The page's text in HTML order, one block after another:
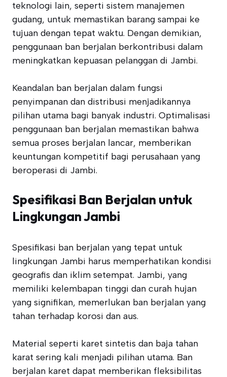
teknologi lain, seperti sistem manajemen
gudang, untuk memastikan barang sampai ke
tujuan dengan tepat waktu. Dengan demikian,
penggunaan ban berjalan berkontribusi dalam
meningkatkan kepuasan pelanggan di Jambi.
Keandalan ban berjalan dalam fungsi
penyimpanan dan distribusi menjadikannya
pilihan utama bagi banyak industri. Optimalisasi
penggunaan ban berjalan memastikan bahwa
semua proses berjalan lancar, memberikan
keuntungan kompetitif bagi perusahaan yang
beroperasi di Jambi.
Spesifikasi Ban Berjalan untuk
Lingkungan Jambi
Spesifikasi ban berjalan yang tepat untuk
lingkungan Jambi harus memperhatikan kondisi
geografis dan iklim setempat. Jambi, yang
memiliki kelembapan tinggi dan curah hujan
yang signifikan, memerlukan ban berjalan yang
tahan terhadap korosi dan aus.
Material seperti karet sintetis dan baja tahan
karat sering kali menjadi pilihan utama. Ban
berjalan karet dapat memberikan fleksibilitas